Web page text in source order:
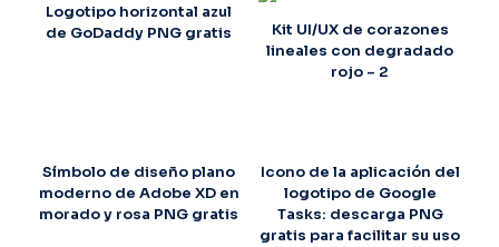
Logotipo horizontal azul
de GoDaddy PNG gratis
Kit UI/UX de corazones
lineales con degradado
rojo – 2
Símbolo de diseño plano
moderno de Adobe XD en
morado y rosa PNG gratis
Icono de la aplicación del
logotipo de Google
Tasks: descarga PNG
gratis para facilitar su uso